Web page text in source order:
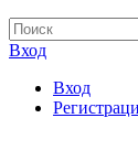
Вход
Вход